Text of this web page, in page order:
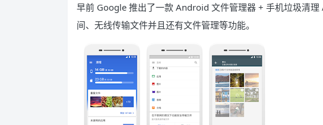
早前 Google 推出了一款 Android 文件管理器 + 手机垃圾清
间、无线传输文件并且还有文件管理等功能。